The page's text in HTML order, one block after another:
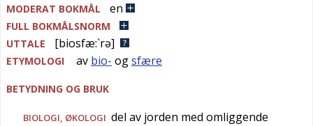
MODERAT BOKMÅL en
FULL BOKMÅLSNORM
UTTALE
[biosfæ:`rə]
ETYMOLOGI av bio- ogsfære
BETYDNING OG BRUK
BIOLOGI, ØKOLOGI del av jorden med omliggende